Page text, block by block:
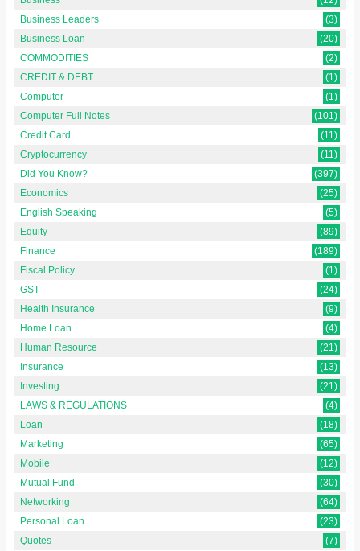
Business Leaders
(3)
Business Loan
(20)
COMMODITIES
(2)
CREDIT & DEBT
(1)
Computer
(1)
Computer Full Notes
(101)
Credit Card
(11)
Cryptocurrency
(11)
Did You Know?
(397)
Economics
(25)
English Speaking
(5)
Equity
(89)
Finance
(189)
Fiscal Policy
(1)
GST
(24)
Health Insurance
(9)
Home Loan
(4)
Human Resource
(21)
Insurance
(13)
Investing
(21)
LAWS & REGULATIONS
(4)
Loan
(18)
Marketing
(65)
Mobile
(12)
Mutual Fund
(30)
Networking
(64)
Personal Loan
(23)
Quotes
(7)